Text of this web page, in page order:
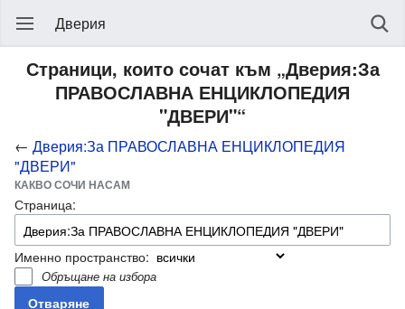
Дверия
Страници, които сочат към „Дверия:За
ПРАВОСЛАВНА ЕНЦИКЛОПЕДИЯ
"ДВЕРИ"“
← Дверия:За ПРАВОСЛАВНА ЕНЦИКЛОПЕДИЯ
"ДВЕРИ"
КАКВО СОЧИ НАСАМ
Страница:
Именно пространство:
Обръщане на избора